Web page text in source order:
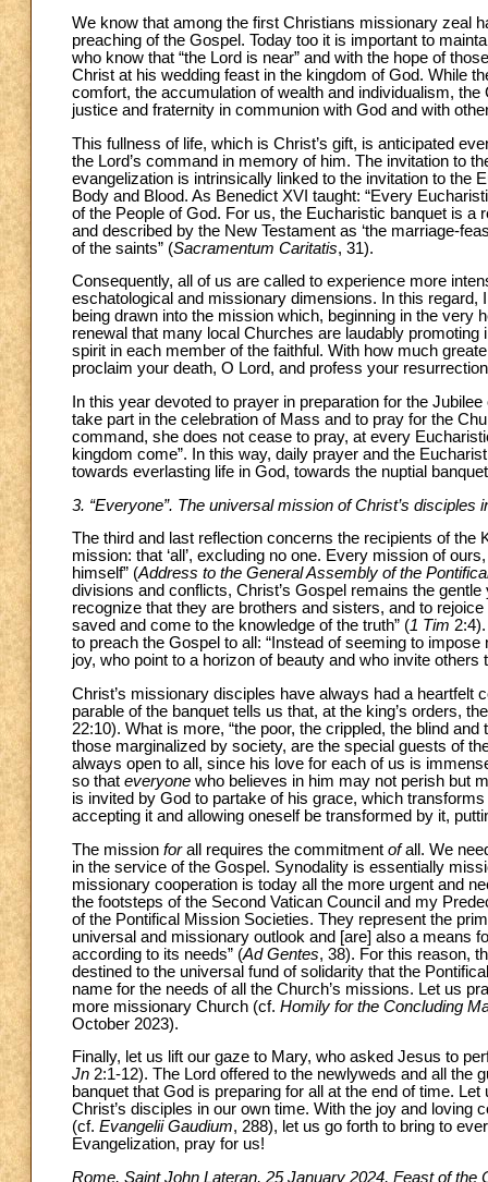
We know that among the first Christians missionary zeal
preaching of the Gospel. Today too it is important to
who know that “the Lord is near” and with the hope of
Christ at his wedding feast in the kingdom of God. While
comfort, the accumulation of wealth and individualism,
justice and fraternity in communion with God and with
This fullness of life, which is Christ’s gift, is anticipated
the Lord’s command in memory of him. The invitation to
evangelization is intrinsically linked to the invitation to the
Body and Blood. As Benedict XVI taught: “Every
of the People of God. For us, the Eucharistic banquet is
and described by the New Testament as ‘the marriage-
of the saints” (Sacramentum Caritatis, 31).
Consequently, all of us are called to experience more
eschatological and missionary dimensions. In this regard,
being drawn into the mission which, beginning in the very
renewal that many local Churches are laudably
spirit in each member of the faithful. With how much
proclaim your death, O Lord, and profess your
In this year devoted to prayer in preparation for the
take part in the celebration of Mass and to pray for the
command, she does not cease to pray, at every
kingdom come”. In this way, daily prayer and the
towards everlasting life in God, towards the nuptial
3. “Everyone”. The universal mission of Christ’s
The third and last reflection concerns the recipients of the
mission: that ‘all’, excluding no one. Every mission of
himself” (Address to the General Assembly of the
divisions and conflicts, Christ’s Gospel remains the
recognize that they are brothers and sisters, and to
saved and come to the knowledge of the truth” (1 Tim
to preach the Gospel to all: “Instead of seeming to
joy, who point to a horizon of beauty and who invite others
Christ’s missionary disciples have always had a
parable of the banquet tells us that, at the king’s orders,
22:10). What is more, “the poor, the crippled, the blind and
those marginalized by society, are the special guests of
always open to all, since his love for each of us is
so that everyone who believes in him may not perish but
is invited by God to partake of his grace, which
accepting it and allowing oneself be transformed by it,
The mission forall requires the commitment ofall. We
in the service of the Gospel. Synodality is essentially
missionary cooperation is today all the more urgent and
the footsteps of the Second Vatican Council and my
of the Pontifical Mission Societies. They represent the
universal and missionary outlook and [are] also a means
according to its needs” (Ad Gentes, 38). For this reason,
destined to the universal fund of solidarity that the
name for the needs of all the Church’s missions. Let us
more missionary Church (cf. Homily for the Concluding
October 2023).
Finally, let us lift our gaze to Mary, who asked Jesus to
Jn 2:1-12). The Lord offered to the newlyweds and all the
banquet that God is preparing for all at the end of time.
Christ’s disciples in our own time. With the joy and loving
(cf. Evangelii Gaudium, 288), let us go forth to bring to
Evangelization, pray for us!
Rome, Saint John Lateran, 25 January 2024, Feast of the